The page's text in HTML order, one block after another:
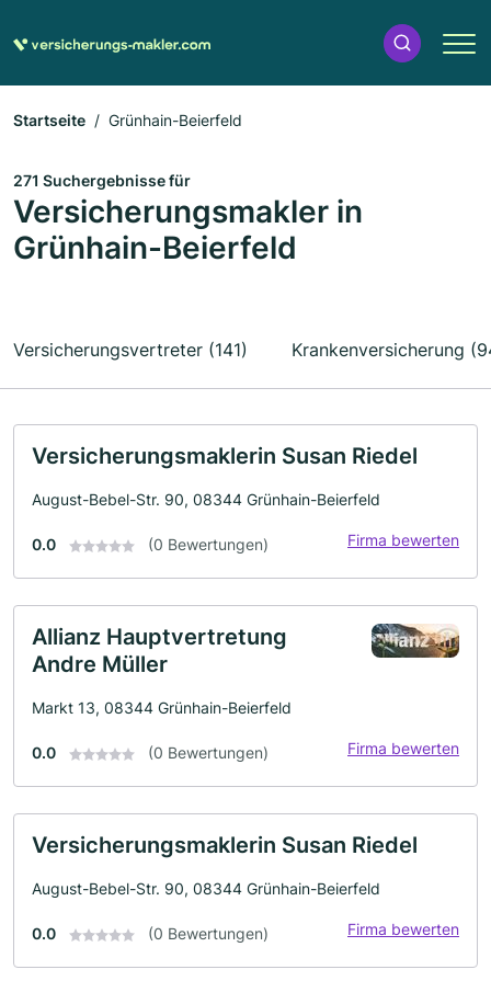
Startseite Grünhain-Beierfeld
271 Suchergebnisse für
Versicherungsmakler in
Grünhain-Beierfeld
Versicherungsvertreter (141) Krankenversicherung
Versicherungsmaklerin Susan Riedel
August-Bebel-Str. 90, 08344 Grünhain-Beierfeld
0.0 (0 Bewertungen) Firma bewerten
Allianz Hauptvertretung
Andre Müller
Markt 13, 08344 Grünhain-Beierfeld
0.0 (0 Bewertungen) Firma bewerten
Versicherungsmaklerin Susan Riedel
August-Bebel-Str. 90, 08344 Grünhain-Beierfeld
0.0 (0 Bewertungen) Firma bewerten